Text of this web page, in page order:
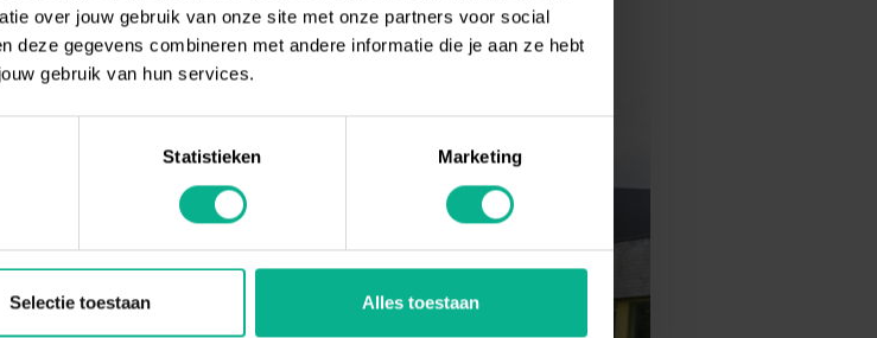
over jouw gebruik van onze site met onze partners voor social
deze gegevens combineren met andere informatie die je aan ze hebt
gebruik van hun services.
Statistieken Marketing
Selectie toestaan Alles toestaan